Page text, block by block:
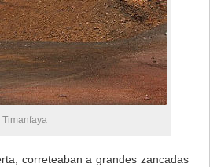
correteaban a grandes zancadas